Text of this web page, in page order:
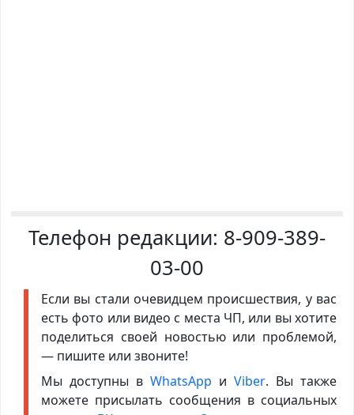
Телефон редакции: 8-909-389-
03-00
Если вы стали очевидцем происшествия, у вас
есть фото или видео с места ЧП, или вы хотите
поделиться своей новостью или проблемой,
— пишите или звоните!
Мы доступны в WhatsApp иViber. Вы также
можете присылать сообщения в социальных